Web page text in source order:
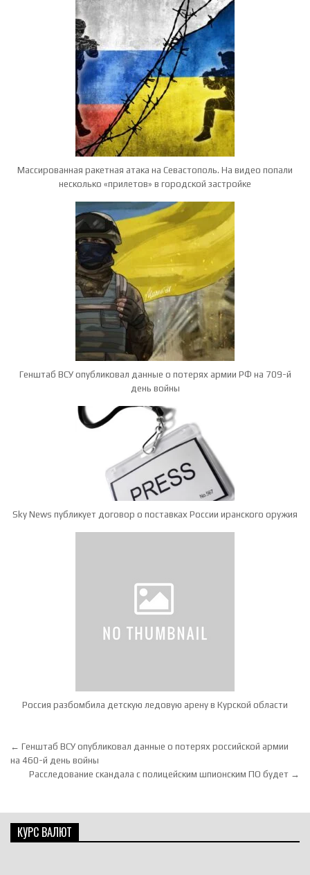
Массированная ракетная атака на Севастополь. На видео попали
несколько «прилетов» в городской застройке
Генштаб ВСУ опубликовал данные о потерях армии РФ на 709-й
день войны
Sky News публикует договор о поставках России иранского оружия
Россия разбомбила детскую ледовую арену в Курской области
Навигация по записям
← Генштаб ВСУ опубликовал данные о потерях российской армии
на 460-й день войны
Расследование скандала с полицейским шпионским ПО будет →
КУРС ВАЛЮТ